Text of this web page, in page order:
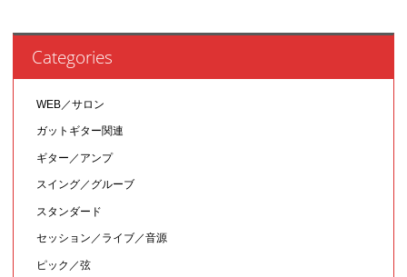
Categories
WEB／サロン
ガットギター関連
ギター／アンプ
スイング／グルーブ
スタンダード
セッション／ライブ／音源
ピック／弦